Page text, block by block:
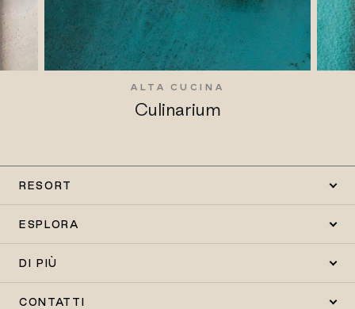
ALTA CUCINA
Culinarium
RESORT
ESPLORA
DI PIÙ
CONTATTI